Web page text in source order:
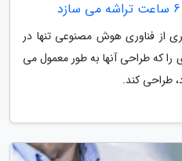
از فناوری هوش مصنوعی تنها در
ای را که طراحی آنها به طور معمول می
طراحی کند.